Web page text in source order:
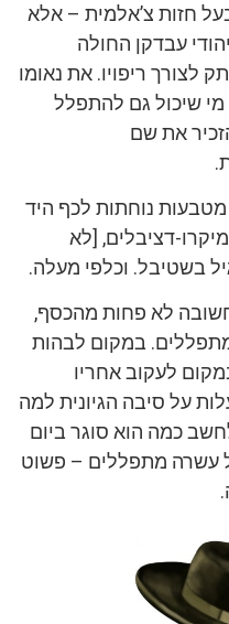
חזות צ’אלמית – אלא
עבדקן החולה
לצורך ריפויו. את נאומו
שיכול גם להתפלל
את שם
נוחתות לכף היד
דציבלים, [לא
בשטיבל. וכלפי מעלה.
לא פחות מהכסף,
במקום לבהות
לעקוב אחריו
על סיבה הגיונית למה
כמה הוא סוגר ביום
עשרה מתפללים – פשוט